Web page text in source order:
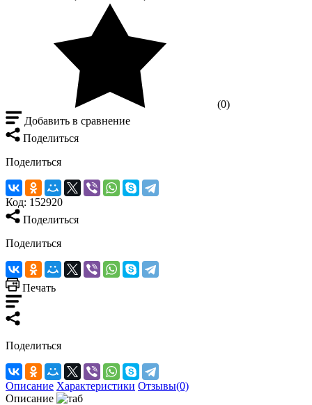
(0)
Добавить в сравнение
Поделиться
Поделиться
Код: 152920
Поделиться
Поделиться
Печать
Поделиться
Описание Характеристики Отзывы(0)
Описание